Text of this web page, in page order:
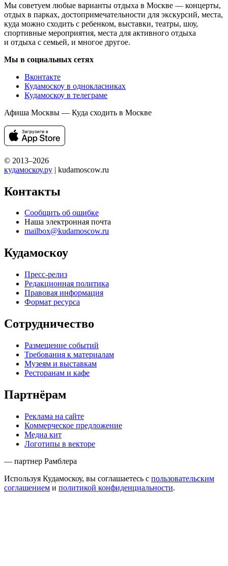
Мы советуем любые варианты отдыха в Москве — концерты,
отдых в парках, достопримечательности для экскурсий, места,
куда можно сходить с ребенком, выставки, театры, шоу,
спортивные мероприятия, места для активного отдыха
и отдыха с семьей, и многое другое.
Мы в социальных сетях
Вконтакте
Кудамоскоу в однокласниках
Кудамоскоу в телеграме
Афиша Москвы — Куда сходить в Москве
© 2013–2026
кудамоскоу.ру | kudamoscow.ru
Контакты
Сообщить об ошибке
Наша электронная почта
mailbox@kudamoscow.ru
Кудамоскоу
Пресс-релиз
Редакционная политика
Правовая информация
Формат ресурса
Сотрудничество
Размещение событий
Требования к материалам
Музеям и выставкам
Ресторанам и кафе
Партнёрам
Реклама на сайте
Коммерческое предложение
Медиа кит
Логотипы в векторе
— партнер Рамблера
Используя Кудамоскоу, вы соглашаетесь с пользовательским
соглашением и политикой конфиденциальности.